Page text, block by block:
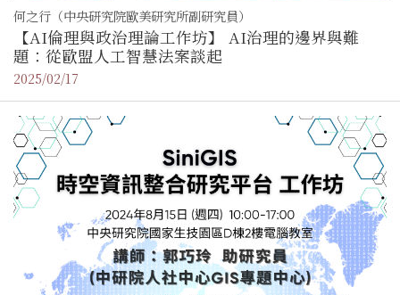
何之行（中央研究院歐美研究所副研究員）
【AI倫理與政治理論工作坊】 AI治理的邊界與難
題：從歐盟人工智慧法案談起
2025/02/17